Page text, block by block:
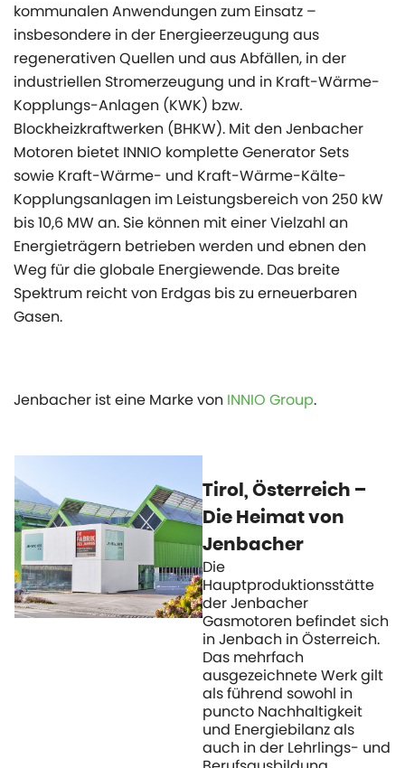
kommunalen Anwendungen zum Einsatz –
insbesondere in der Energieerzeugung aus
regenerativen Quellen und aus Abfällen, in der
industriellen Stromerzeugung und in Kraft-Wärme-
Kopplungs-Anlagen (KWK) bzw.
Blockheizkraftwerken (BHKW). Mit den Jenbacher
Motoren bietet INNIO komplette Generator Sets
sowie Kraft-Wärme- und Kraft-Wärme-Kälte-
Kopplungsanlagen im Leistungsbereich von 250 kW
bis 10,6 MW an. Sie können mit einer Vielzahl an
Energieträgern betrieben werden und ebnen den
Weg für die globale Energiewende. Das breite
Spektrum reicht von Erdgas bis zu erneuerbaren
Gasen.
Jenbacher ist eine Marke von INNIO Group.
Tirol, Österreich –
Die Heimat von
Jenbacher
Die
Hauptproduktionsstätte
der Jenbacher
Gasmotoren befindet sich
in Jenbach in Österreich.
Das mehrfach
ausgezeichnete Werk gilt
als führend sowohl in
puncto Nachhaltigkeit
und Energiebilanz als
auch in der Lehrlings- und